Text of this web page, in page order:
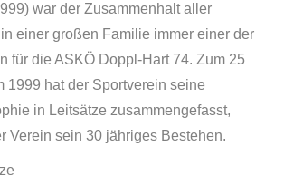
war der Zusammenhalt aller
einer großen Familie immer einer der
für die ASKÖ Doppl-Hart 74. Zum 25
1999 hat der Sportverein seine
in Leitsätze zusammengefasst,
Verein sein 30 jähriges Bestehen.